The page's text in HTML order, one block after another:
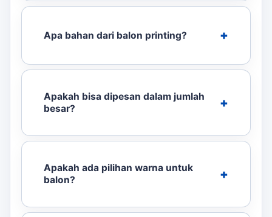
Apa bahan dari balon printing?
Apakah bisa dipesan dalam jumlah
besar?
Apakah ada pilihan warna untuk
balon?